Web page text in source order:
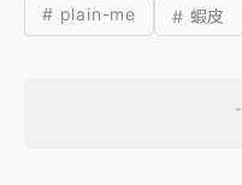
# plain-me # 蝦皮